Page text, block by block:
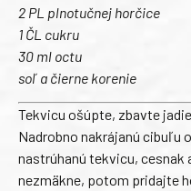
2 PL plnotučnej horčice
1 ČL cukru
30 ml octu
soľ a čierne korenie
Tekvicu ošúpte, zbavte
Nadrobno nakrájanú cibuľu
nastrúhanú tekvicu, cesnak
nezmäkne, potom pridajte